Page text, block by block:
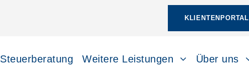
KLIENTENPORTAL
Steuerberatung Weitere Leistungen Über uns